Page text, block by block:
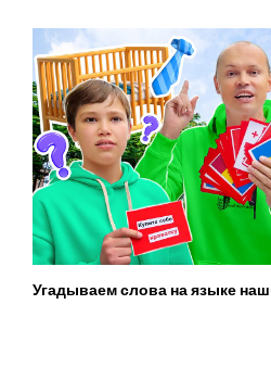
Угадываем слова на языке